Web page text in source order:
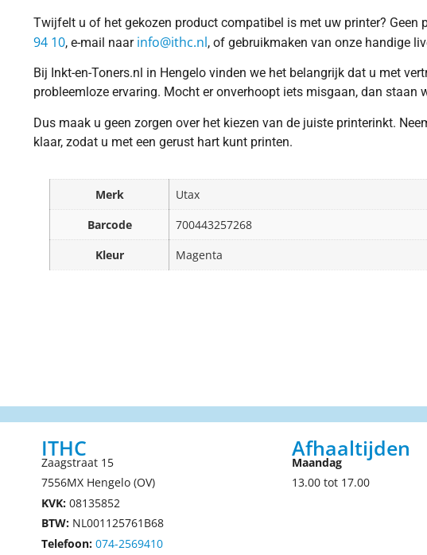
Twijfelt u of het gekozen product compatibel is met uw printer? Geen
94 10, e-mail naar info@ithc.nl, of gebruikmaken van onze handige
Bij Inkt-en-Toners.nl in Hengelo vinden we het belangrijk dat u met
probleemloze ervaring. Mocht er onverhoopt iets misgaan, dan staan
Dus maak u geen zorgen over het kiezen van de juiste printerinkt.
klaar, zodat u met een gerust hart kunt printen.
Merk
Utax
Barcode
700443257268
Kleur
Magenta
ITHC
Zaagstraat 15
7556MX Hengelo (OV)
KVK: 08135852
BTW: NL001125761B68
Telefoon: 074-2569410
Afhaaltijden
Maandag
13.00 tot 17.00